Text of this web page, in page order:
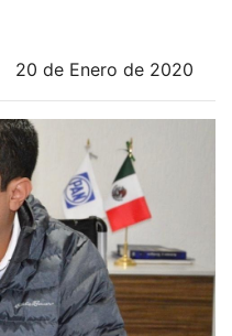
20 de Enero de 2020